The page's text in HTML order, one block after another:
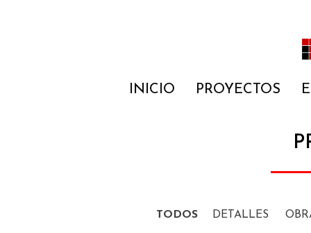
INICIO PROYECTOS
TODOS DETALLES